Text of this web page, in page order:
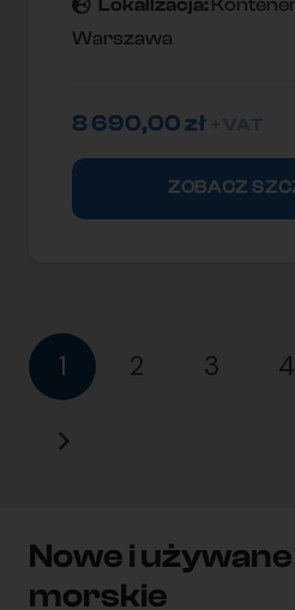
Lokallzacja:
Warszawa
8 690,00zł
ZOBACZ
1 2 3 4
Nowe i
morskie